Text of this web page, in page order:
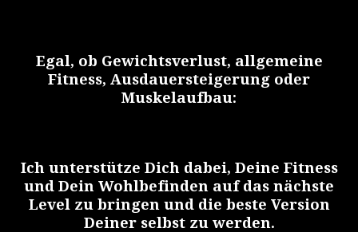
Egal, ob Gewichtsverlust, allgemeine
Fitness, Ausdauersteigerung oder
Muskelaufbau:
Ich unterstütze Dich dabei, Deine Fitness
und Dein Wohlbefinden auf das nächste
Level zu bringen und die beste Version
Deiner selbst zu werden.